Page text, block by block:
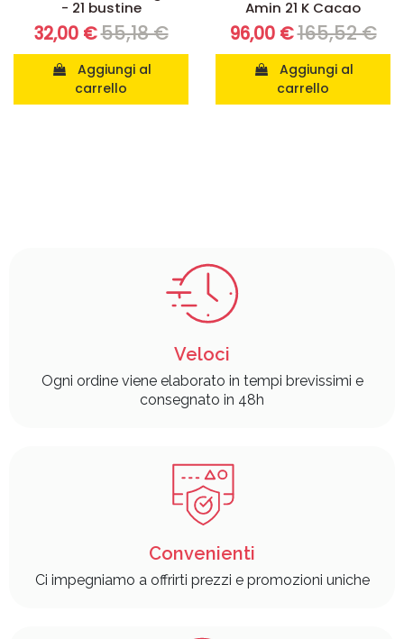
- 21 bustine
32,00 €55,18 €
carrello
Amin 21 K Cacao
96,00 €165,52 €
carrello
Veloci
Ogni ordine viene elaborato in tempi brevissimi e
consegnato in 48h
Convenienti
Ci impegniamo a offrirti prezzi e promozioni uniche